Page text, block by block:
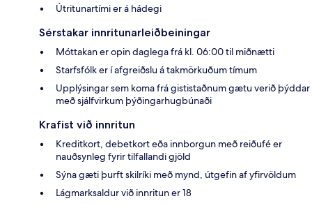
Útritunartími er á hádegi
Sérstakar innritunarleiðbeiningar
Móttakan er opin daglega frá kl. 06:00 til miðnætti
Starfsfólk er í afgreiðslu á takmörkuðum tímum
Upplýsingar sem koma frá gististaðnum gætu verið þýddar
með sjálfvirkum þýðingarhugbúnaði
Krafist við innritun
Kreditkort, debetkort eða innborgun með reiðufé er
nauðsynleg fyrir tilfallandi gjöld
Sýna gæti þurft skilríki með mynd, útgefin af yfirvöldum
Lágmarksaldur við innritun er 18